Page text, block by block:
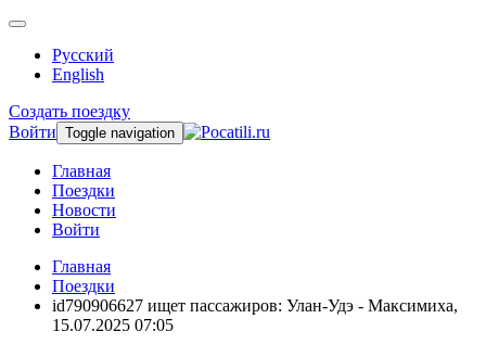
Русский
English
Создать поездку
Войти Toggle navigation
Главная
Поездки
Новости
Войти
Главная
Поездки
id790906627 ищет пассажиров: Улан-Удэ - Максимиха,
15.07.2025 07:05